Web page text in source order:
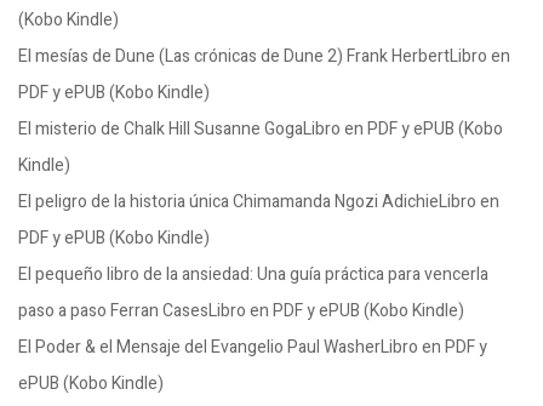
(Kobo Kindle)
El mesías de Dune (Las crónicas de Dune 2) Frank HerbertLibro en
PDF y ePUB (Kobo Kindle)
El misterio de Chalk Hill Susanne GogaLibro en PDF y ePUB (Kobo
Kindle)
El peligro de la historia única Chimamanda Ngozi AdichieLibro en
PDF y ePUB (Kobo Kindle)
El pequeño libro de la ansiedad: Una guía práctica para vencerla
paso a paso Ferran CasesLibro en PDF y ePUB (Kobo Kindle)
El Poder & el Mensaje del Evangelio Paul WasherLibro en PDF y
ePUB (Kobo Kindle)